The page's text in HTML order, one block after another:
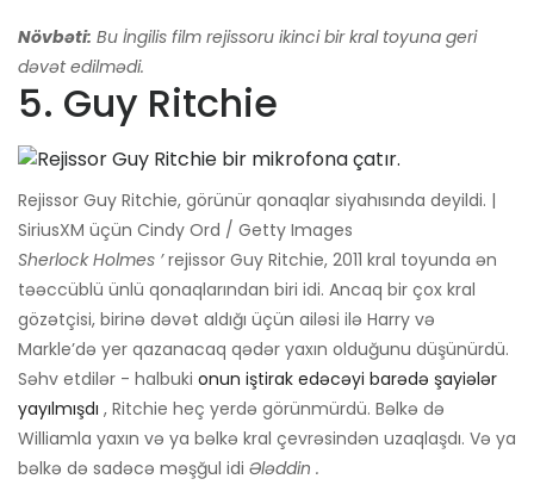
Növbəti: Bu İngilis film rejissoru ikinci bir kral toyuna geri
dəvət edilmədi.
5. Guy Ritchie
Rejissor Guy Ritchie, görünür qonaqlar siyahısında deyildi. |
SiriusXM üçün Cindy Ord / Getty Images
Sherlock Holmes ’rejissor Guy Ritchie, 2011 kral toyunda ən
təəccüblü ünlü qonaqlarından biri idi. Ancaq bir çox kral
gözətçisi, birinə dəvət aldığı üçün ailəsi ilə Harry və
Markle’də yer qazanacaq qədər yaxın olduğunu düşünürdü.
Səhv etdilər - halbuki onun iştirak edəcəyi barədə şayiələr
yayılmışdı , Ritchie heç yerdə görünmürdü. Bəlkə də
Williamla yaxın və ya bəlkə kral çevrəsindən uzaqlaşdı. Və ya
bəlkə də sadəcə məşğul idi Ələddin .